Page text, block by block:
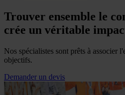
Trouver ensemble le
crée un véritable
Nos spécialistes sont prêts à associer
objectifs.
Demander un devis